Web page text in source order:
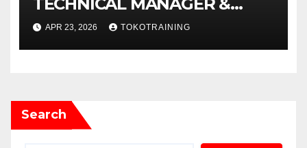
DECISION MAKERS
APR 23, 2026 TOKOTRAINING
Search